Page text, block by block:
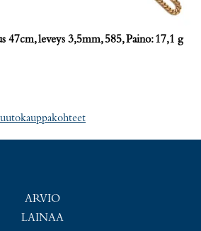
47cm, leveys 3,5mm, 585, Paino: 17,1 g
ARVIO
LAINAA